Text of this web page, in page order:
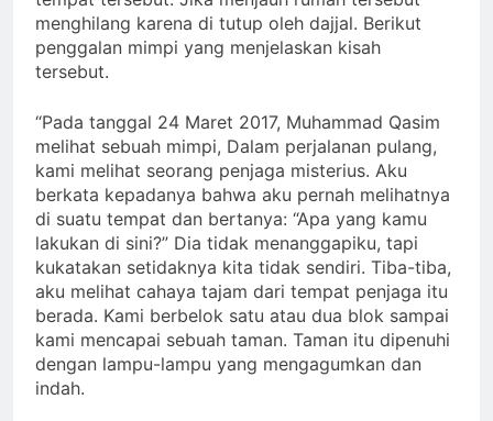
menghilang karena di tutup oleh dajjal. Berikut
penggalan mimpi yang menjelaskan kisah
tersebut.
“Pada tanggal 24 Maret 2017, Muhammad Qasim
melihat sebuah mimpi, Dalam perjalanan pulang,
kami melihat seorang penjaga misterius. Aku
berkata kepadanya bahwa aku pernah melihatnya
di suatu tempat dan bertanya: “Apa yang kamu
lakukan di sini?” Dia tidak menanggapiku, tapi
kukatakan setidaknya kita tidak sendiri. Tiba-tiba,
aku melihat cahaya tajam dari tempat penjaga itu
berada. Kami berbelok satu atau dua blok sampai
kami mencapai sebuah taman. Taman itu dipenuhi
dengan lampu-lampu yang mengagumkan dan
indah.